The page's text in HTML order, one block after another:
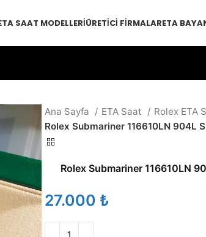
SAAT MODELLERIÜRETICI FIRMALARETA
Ana Sayfa ETA Saat
Rolex ETA
Rolex Submariner 116610LN 904L
Rolex Submariner 116610LN
₺